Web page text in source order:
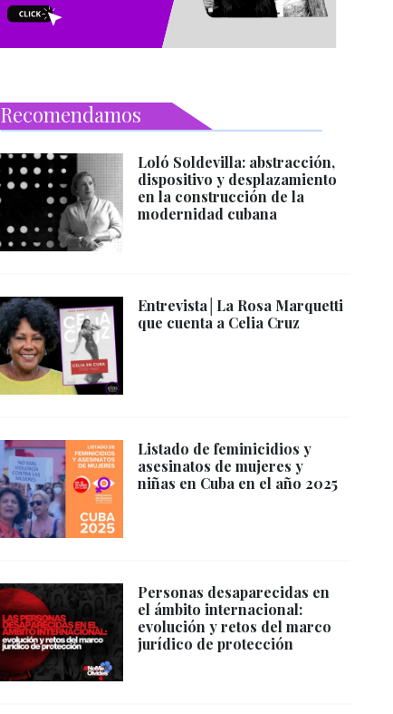
Recomendamos
Loló Soldevilla: abstracción,
dispositivo y desplazamiento
en la construcción de la
modernidad cubana
Entrevista│La Rosa Marquetti
que cuenta a Celia Cruz
Listado de feminicidios y
asesinatos de mujeres y
niñas en Cuba en el año 2025
Personas desaparecidas en
el ámbito internacional:
evolución y retos del marco
jurídico de protección